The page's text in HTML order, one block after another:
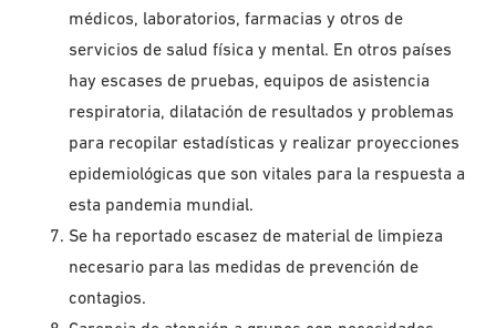
médicos, laboratorios, farmacias y otros de
servicios de salud física y mental. En otros países
hay escases de pruebas, equipos de asistencia
respiratoria, dilatación de resultados y problemas
para recopilar estadísticas y realizar proyecciones
epidemiológicas que son vitales para la respuesta a
esta pandemia mundial.
Se ha reportado escasez de material de limpieza
necesario para las medidas de prevención de
contagios.